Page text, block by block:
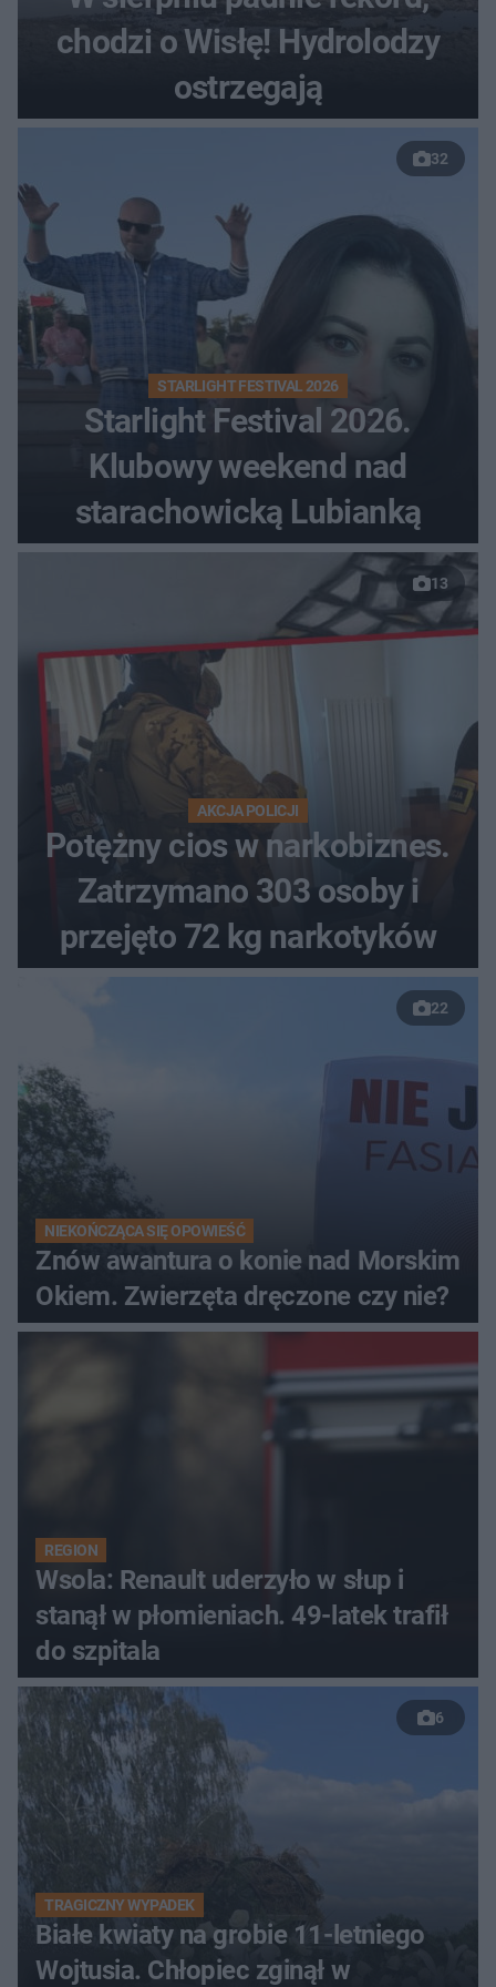
chodzi o Wisłę! Hydrolodzy
ostrzegają
32
STARLIGHT FESTIVAL 2026
Starlight Festival 2026.
Klubowy weekend nad
starachowicką Lubianką
13
AKCJA POLICJI
Potężny cios w narkobiznes.
Zatrzymano 303 osoby i
przejęto 72 kg narkotyków
22
NIEKOŃCZĄCA SIĘ OPOWIEŚĆ
Znów awantura o konie nad Morskim
Okiem. Zwierzęta dręczone czy nie?
REGION
Wsola: Renault uderzyło w słup i
stanął w płomieniach. 49-latek trafił
do szpitala
6
TRAGICZNY WYPADEK
Białe kwiaty na grobie 11-letniego
Wojtusia. Chłopiec zginął w